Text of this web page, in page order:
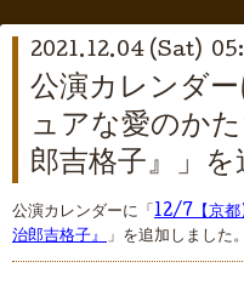
2021.12.04 (Sat)
公演カレンダ
ュアな愛のか
郎吉格子』」を
公演カレンダーに「 12/7【京都
治郎吉格子』 」を追加しました。